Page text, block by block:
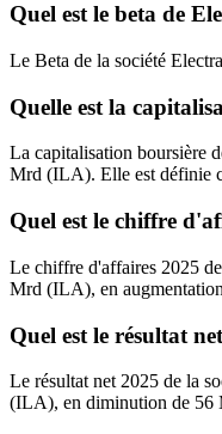
Quel est le beta de
Le Beta de la société
Quelle est la
La capitalisation boursière
Mrd (ILA). Elle est définie
Quel est le chiffre
Le chiffre d'affaires 2025
Mrd (ILA), en
Quel est le résultat
Le résultat net 2025 de la
(ILA), en diminution de